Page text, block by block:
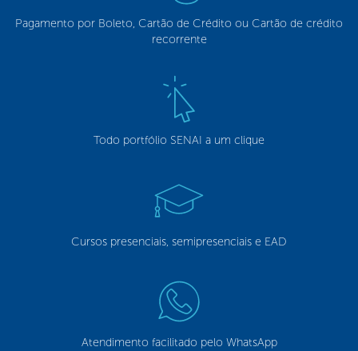
Pagamento por Boleto, Cartão de Crédito ou Cartão de crédito
recorrente
Todo portfólio SENAI a um clique
Cursos presenciais, semipresenciais e EAD
Atendimento facilitado pelo WhatsApp